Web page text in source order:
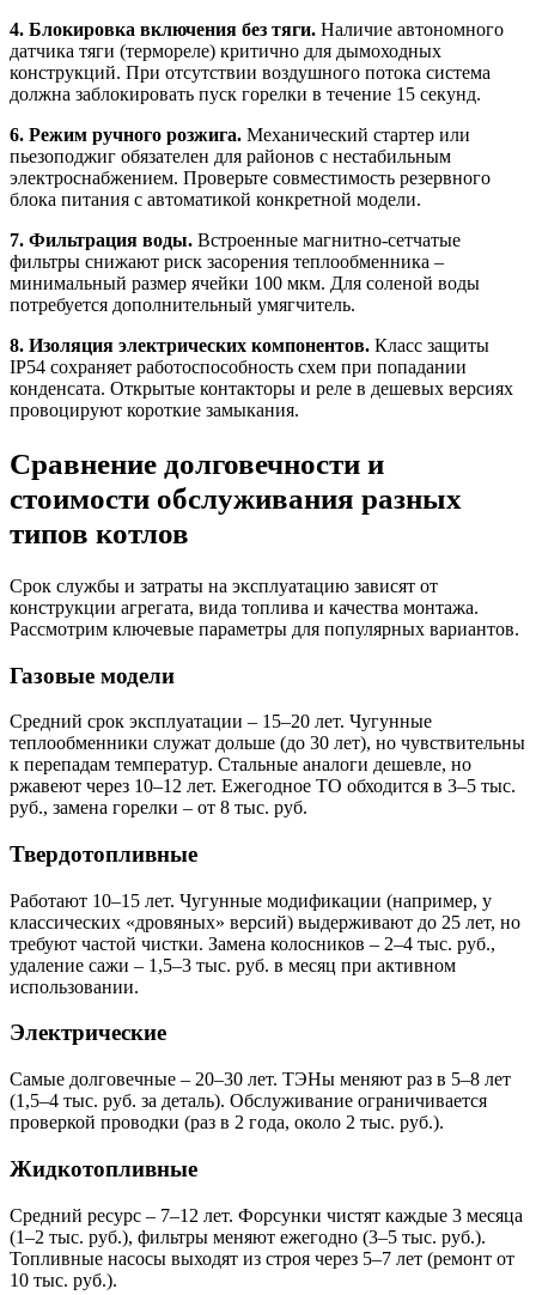
4. Блокировка включения без тяги. Наличие автономного
датчика тяги (термореле) критично для дымоходных
конструкций. При отсутствии воздушного потока система
должна заблокировать пуск горелки в течение 15 секунд.
6. Режим ручного розжига. Механический стартер или
пьезоподжиг обязателен для районов с нестабильным
электроснабжением. Проверьте совместимость резервного
блока питания с автоматикой конкретной модели.
7. Фильтрация воды. Встроенные магнитно-сетчатые
фильтры снижают риск засорения теплообменника –
минимальный размер ячейки 100 мкм. Для соленой воды
потребуется дополнительный умягчитель.
8. Изоляция электрических компонентов. Класс защиты
IP54 сохраняет работоспособность схем при попадании
конденсата. Открытые контакторы и реле в дешевых версиях
провоцируют короткие замыкания.
Сравнение долговечности и
стоимости обслуживания разных
типов котлов
Срок службы и затраты на эксплуатацию зависят от
конструкции агрегата, вида топлива и качества монтажа.
Рассмотрим ключевые параметры для популярных вариантов.
Газовые модели
Средний срок эксплуатации – 15–20 лет. Чугунные
теплообменники служат дольше (до 30 лет), но чувствительны
к перепадам температур. Стальные аналоги дешевле, но
ржавеют через 10–12 лет. Ежегодное ТО обходится в 3–5 тыс.
руб., замена горелки – от 8 тыс. руб.
Твердотопливные
Работают 10–15 лет. Чугунные модификации (например, у
классических «дровяных» версий) выдерживают до 25 лет, но
требуют частой чистки. Замена колосников – 2–4 тыс. руб.,
удаление сажи – 1,5–3 тыс. руб. в месяц при активном
использовании.
Электрические
Самые долговечные – 20–30 лет. ТЭНы меняют раз в 5–8 лет
(1,5–4 тыс. руб. за деталь). Обслуживание ограничивается
проверкой проводки (раз в 2 года, около 2 тыс. руб.).
Жидкотопливные
Средний ресурс – 7–12 лет. Форсунки чистят каждые 3 месяца
(1–2 тыс. руб.), фильтры меняют ежегодно (3–5 тыс. руб.).
Топливные насосы выходят из строя через 5–7 лет (ремонт от
10 тыс. руб.).